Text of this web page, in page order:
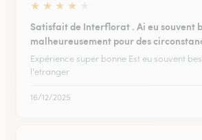
★ ★ ★ ★
Satisfait de Interflorat . Ai eu souvent
malheureusement pour des
Expérience super bonne Est eu souvent
l'etranger
16/12/2025